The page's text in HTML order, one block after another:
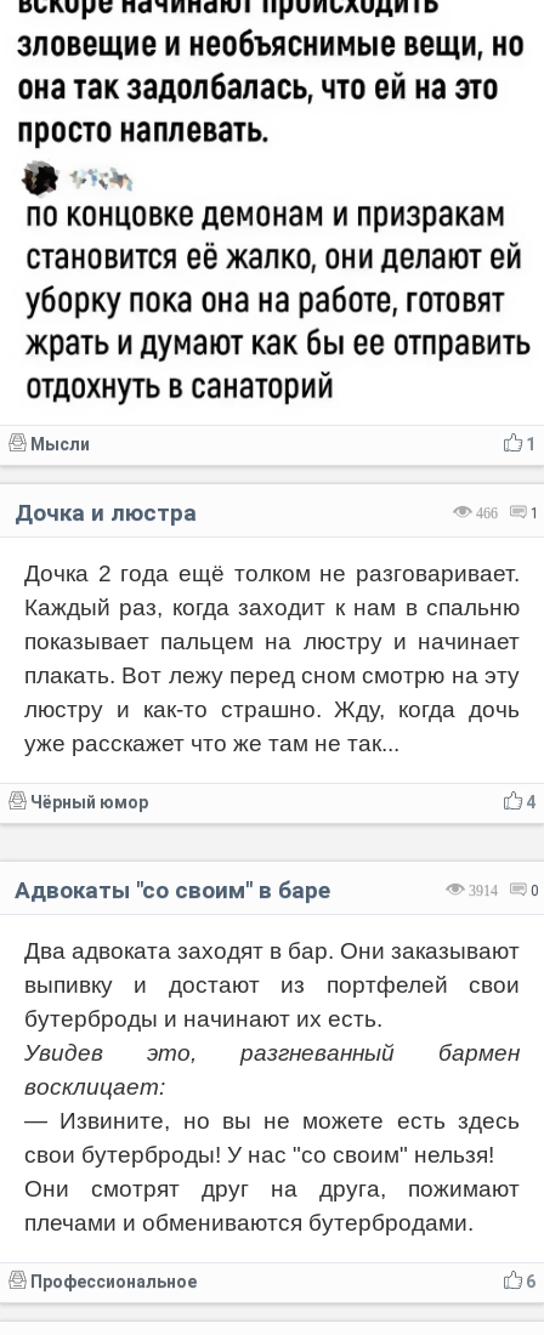
1
Мысли
466 1
Дочка и люстра
Дочка 2 года ещё толком не разговаривает.
Каждый раз, когда заходит к нам в спальню
показывает пальцем на люстру и начинает
плакать. Вот лежу перед сном смотрю на эту
люстру и как-то страшно. Жду, когда дочь
уже расскажет что же там не так...
4
Чёрный юмор
3914 0
Адвокаты "со своим" в баре
Два адвоката заходят в бар. Они заказывают
выпивку и достают из портфелей свои
бутерброды и начинают их есть.
Увидев это, разгневанный бармен
восклицает:
— Извините, но вы не можете есть здесь
свои бутерброды! У нас "со своим" нельзя!
Они смотрят друг на друга, пожимают
плечами и обмениваются бутербродами.
6
Профессиональное